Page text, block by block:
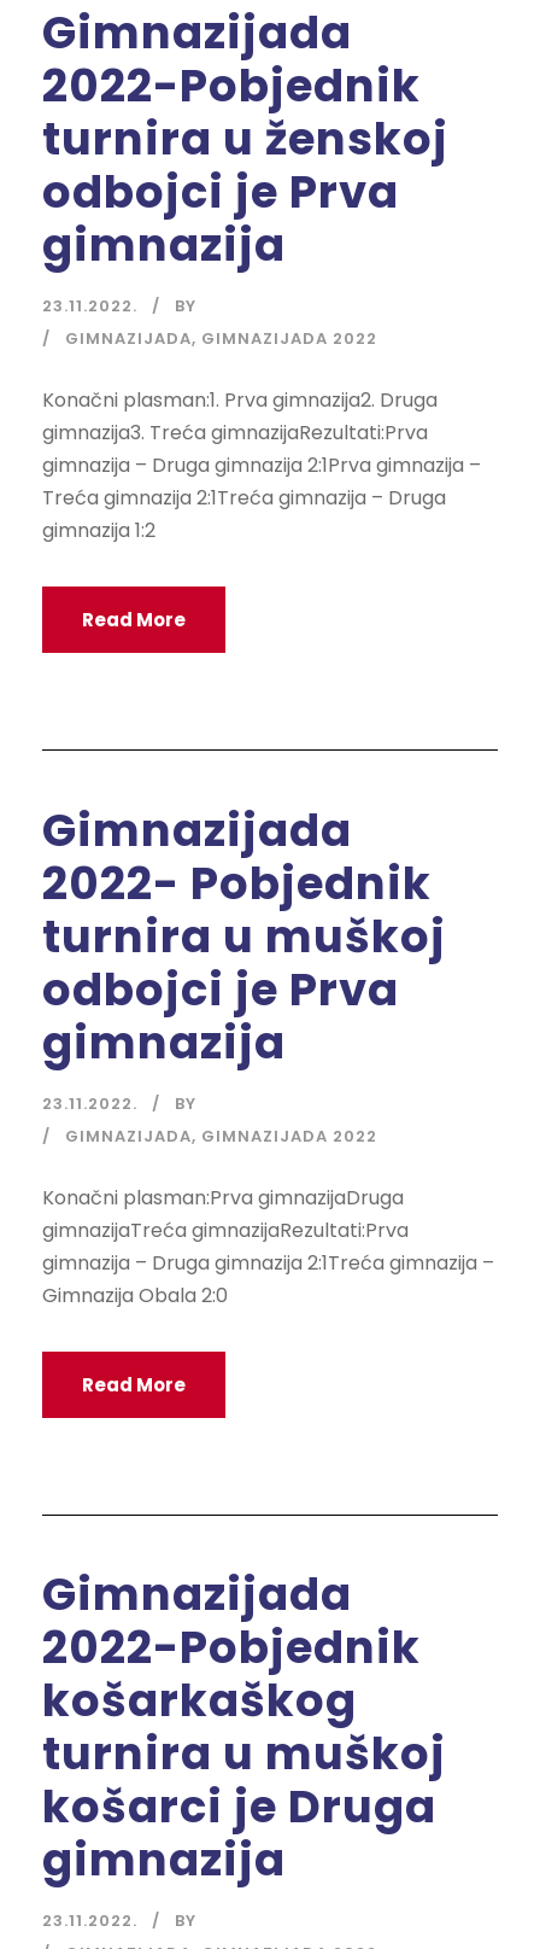
Gimnazijada
2022-Pobjednik
turnira u ženskoj
odbojci je Prva
gimnazija
23.11.2022.
BY
GIMNAZIJADA, GIMNAZIJADA 2022
Konačni plasman:1. Prva gimnazija2. Druga
gimnazija3. Treća gimnazijaRezultati:Prva
gimnazija – Druga gimnazija 2:1Prva gimnazija –
Treća gimnazija 2:1Treća gimnazija – Druga
gimnazija 1:2
Read More
Gimnazijada
2022- Pobjednik
turnira u muškoj
odbojci je Prva
gimnazija
23.11.2022.
BY
GIMNAZIJADA, GIMNAZIJADA 2022
Konačni plasman:Prva gimnazijaDruga
gimnazijaTreća gimnazijaRezultati:Prva
gimnazija – Druga gimnazija 2:1Treća gimnazija –
Gimnazija Obala 2:0
Read More
Gimnazijada
2022-Pobjednik
košarkaškog
turnira u muškoj
košarci je Druga
gimnazija
23.11.2022.
BY